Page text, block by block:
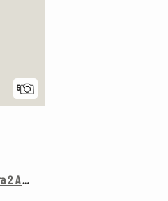
5
Encantador Estudio Para 2 A 4 Personas En Porte De Paris